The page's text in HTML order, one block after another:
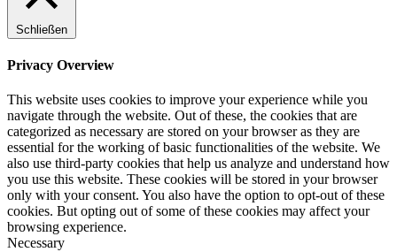
Schließen
Privacy Overview
This website uses cookies to improve your experience while you
navigate through the website. Out of these, the cookies that are
categorized as necessary are stored on your browser as they are
essential for the working of basic functionalities of the website. We
also use third-party cookies that help us analyze and understand how
you use this website. These cookies will be stored in your browser
only with your consent. You also have the option to opt-out of these
cookies. But opting out of some of these cookies may affect your
browsing experience.
Necessary